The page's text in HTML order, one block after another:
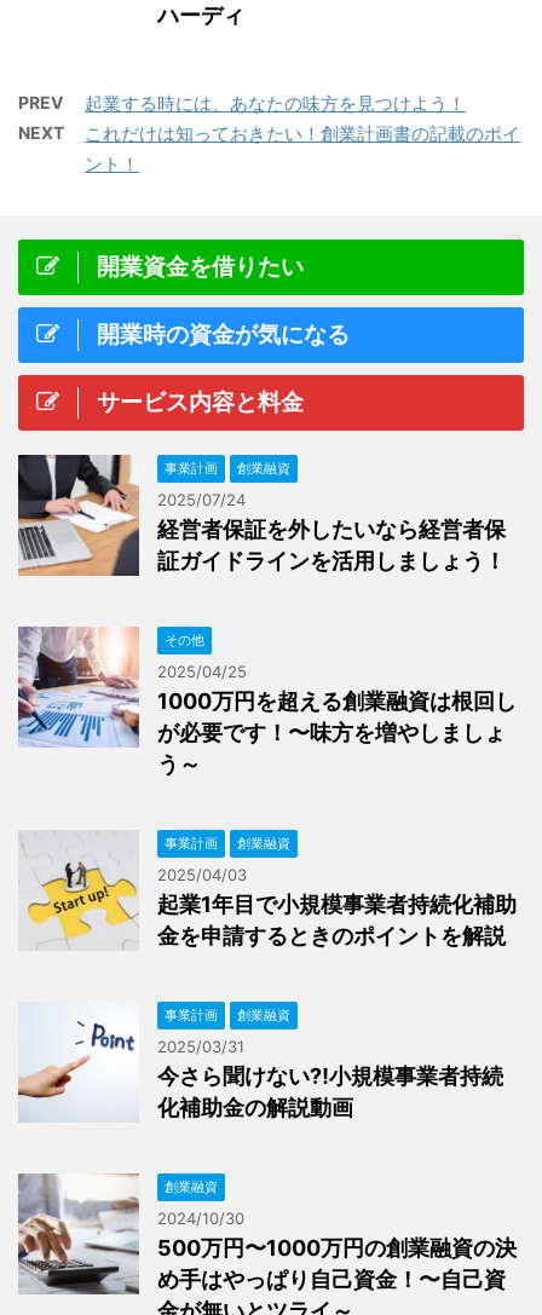
ハーディ
PREV 起業する時には、あなたの味方を見つけよう！
NEXT
これだけは知っておきたい！創業計画書の記載のポイ
ント！
開業資金を借りたい
開業時の資金が気になる
サービス内容と料金
事業計画 創業融資
2025/07/24
経営者保証を外したいなら経営者保
証ガイドラインを活用しましょう！
その他
2025/04/25
1000万円を超える創業融資は根回し
が必要です！〜味方を増やしましょ
う～
事業計画 創業融資
2025/04/03
起業1年目で小規模事業者持続化補助
金を申請するときのポイントを解説
事業計画 創業融資
2025/03/31
今さら聞けない⁈小規模事業者持続
化補助金の解説動画
創業融資
2024/10/30
500万円〜1000万円の創業融資の決
め手はやっぱり自己資金！〜自己資